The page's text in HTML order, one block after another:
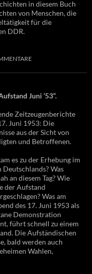
in diesem Buch
von Menschen, die
für die
DDR.
Juni ’53“.
Zeitzeugenberichte
Juni 1953: Die
aus der Sicht von
und Betroffenen.
es zu der Erhebung im
Deutschlands? Was
an diesem Tag? Wie
der Aufstand
Was am
des 17. Juni 1953 als
Demonstration
führt schnell zu einem
Die Aufständischen
bald werden auch
Wahlen,